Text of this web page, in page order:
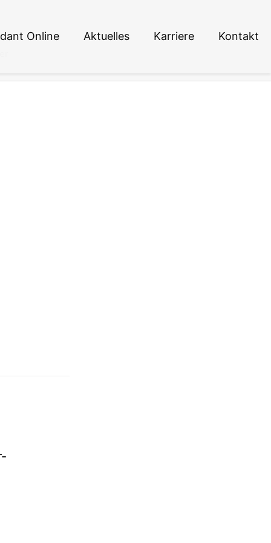
Online Aktuelles Karriere Kontakt